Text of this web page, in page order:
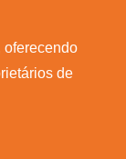
oferecendo
de